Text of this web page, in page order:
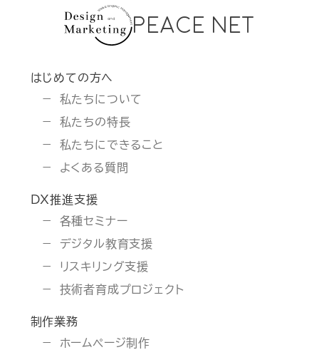
PEACE NET
はじめての方へ
私たちについて
私たちの特長
私たちにできること
よくある質問
DX推進支援
各種セミナー
デジタル教育支援
リスキリング支援
技術者育成プロジェクト
制作業務
ホームページ制作